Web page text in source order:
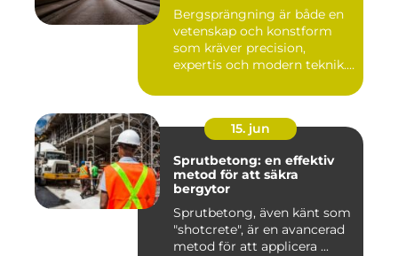
Bergsprängning är både en
vetenskap och konstform
som kräver precision,
expertis och modern teknik.
15. jun
Sprutbetong: en effektiv
metod för att säkra
bergytor
Sprutbetong, även känt som
"shotcrete", är en avancerad
metod för att applicera ...